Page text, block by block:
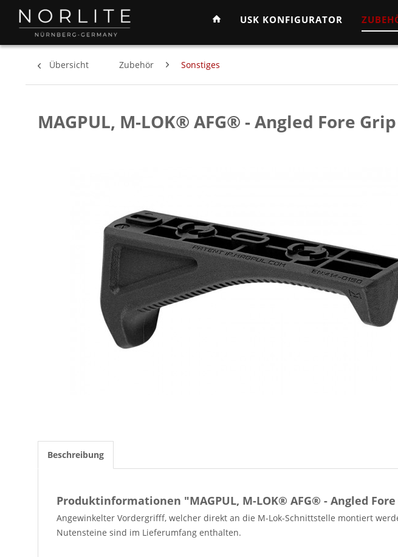
USK KONFIGURATOR
Übersicht Zubehör Sonstiges
MAGPUL, M-LOK® AFG® - Angled Fore Grip
Beschreibung
Produktinformationen "MAGPUL, M-LOK® AFG® - Angled
Angewinkelter Vordergrifff, welcher direkt an die M-Lok-Schnittstelle montiert
Nutensteine sind im Lieferumfang enthalten.